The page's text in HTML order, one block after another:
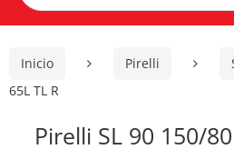
Inicio Pirelli
65L TL R
Pirelli SL 90 150/